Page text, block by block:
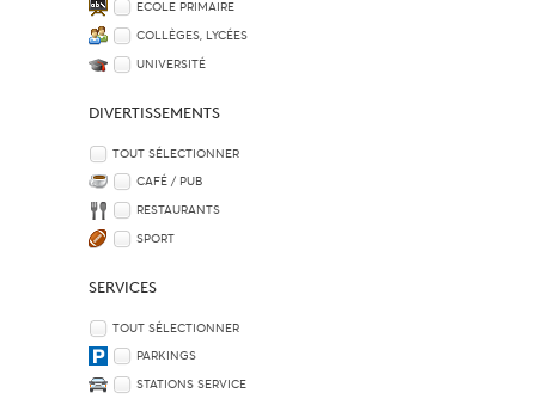
ECOLE PRIMAIRE
COLLÈGES, LYCÉES
UNIVERSITÉ
DIVERTISSEMENTS
TOUT SÉLECTIONNER
CAFÉ / PUB
RESTAURANTS
SPORT
SERVICES
TOUT SÉLECTIONNER
PARKINGS
STATIONS SERVICE